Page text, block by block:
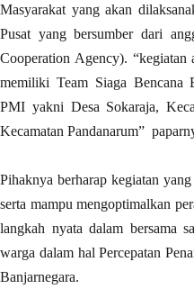
Masyarakat yang akan
Pusat yang bersumber dari
Cooperation Agency). “kegiatan
memiliki Team Siaga Bencana
PMI yakni Desa Sokaraja,
Kecamatan Pandanarum”
Pihaknya berharap kegiatan
serta mampu mengoptimalkan
langkah nyata dalam bersama
warga dalam hal Percepatan
Banjarnegara.